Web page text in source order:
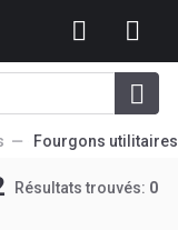
Fourgons utilitaires
Résultats trouvés: 0